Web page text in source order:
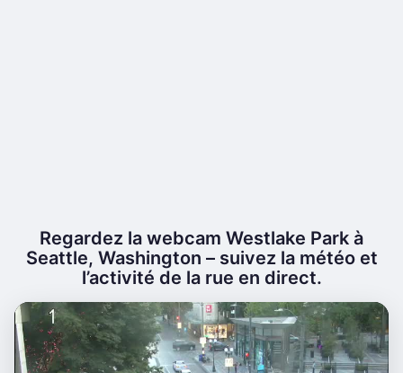
Regardez la webcam Westlake Park à
Seattle, Washington – suivez la météo et
l’activité de la rue en direct.